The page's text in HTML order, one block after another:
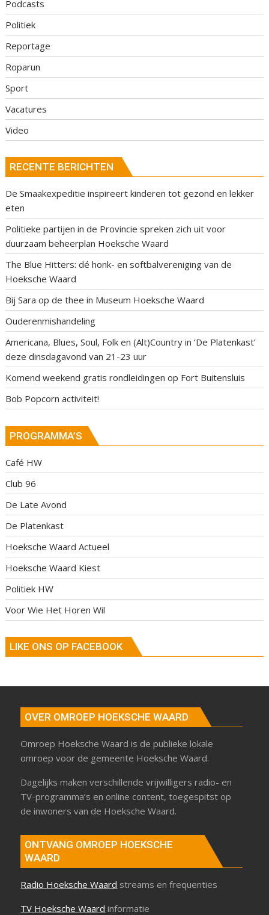
Podcasts
Politiek
Reportage
Roparun
Sport
Vacatures
Video
RECENTE BERICHTEN
De Smaakexpeditie inspireert kinderen tot gezond en lekker
eten
Politieke partijen in de Provincie spreken zich uit voor
duurzaam beheerplan Hoeksche Waard
The Blue Hitters: dé honk- en softbalvereniging van de
Hoeksche Waard
Bij Sara op de thee in Museum Hoeksche Waard
Ouderenmishandeling
Americana, Blues, Soul, Folk en (Alt)Country in ‘De Platenkast’
deze dinsdagavond van 21-23 uur
Komend weekend gratis rondleidingen op Fort Buitensluis
Bob Popcorn activiteit!
PROGRAMMA’S
Café HW
Club 96
De Late Avond
De Platenkast
Hoeksche Waard Actueel
Hoeksche Waard Kiest
Politiek HW
Voor Wie Het Horen Wil
LIKE ONS OP FACEBOOK
OVER OMROEP HOEKSCHE WAARD
Omroep Hoeksche Waard is de publieke lokale
omroep voor de gemeente Hoeksche Waard.
Dagelijks maken verschillende vrijwilligers radio- en
TV-programma’s en online content, toegespitst op
de inwoners van de Hoeksche Waard.
ONTVANG OMROEP HOEKSCHE
WAARD
Radio Hoeksche Waard streams en frequenties
TV Hoeksche Waard informatie